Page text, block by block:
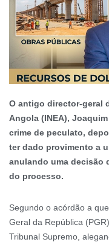
O antigo director-geral
Angola (INEA),
crime de peculato,
ter dado provimento a
anulando uma decisão
do processo.
Segundo o acórdão a
Geral da República
Tribunal Supremo,